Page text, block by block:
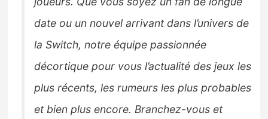
date ou un nouvel arrivant dans l’univers de
la Switch, notre équipe passionnée
décortique pour vous l’actualité des jeux les
plus récents, les rumeurs les plus probables
et bien plus encore. Branchez-vous et